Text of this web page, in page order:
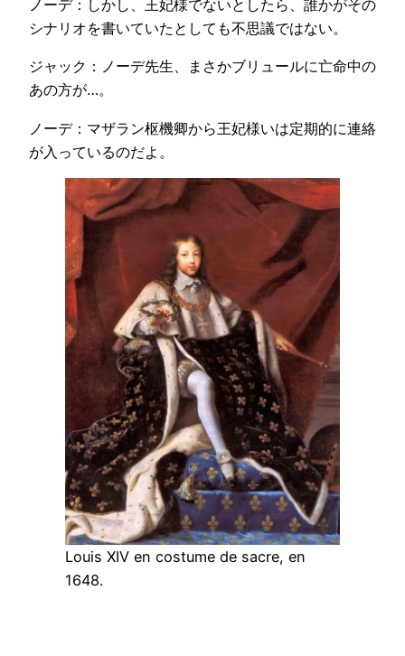
ノーデ：しかし、王妃様でないとしたら、誰かがその
シナリオを書いていたとしても不思議ではない。
ジャック：ノーデ先生、まさかブリュールに亡命中の
あの方が…。
ノーデ：マザラン枢機卿から王妃様いは定期的に連絡
が入っているのだよ。
Louis XIV en costume de sacre, en
1648.